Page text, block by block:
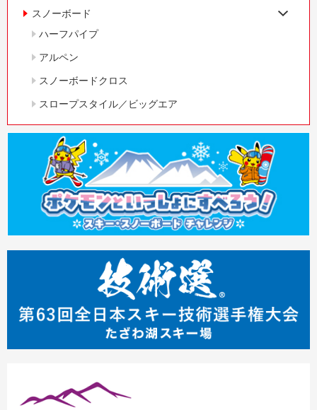
スノーボード
ハーフパイプ
アルペン
スノーボードクロス
スロープスタイル／ビッグエア